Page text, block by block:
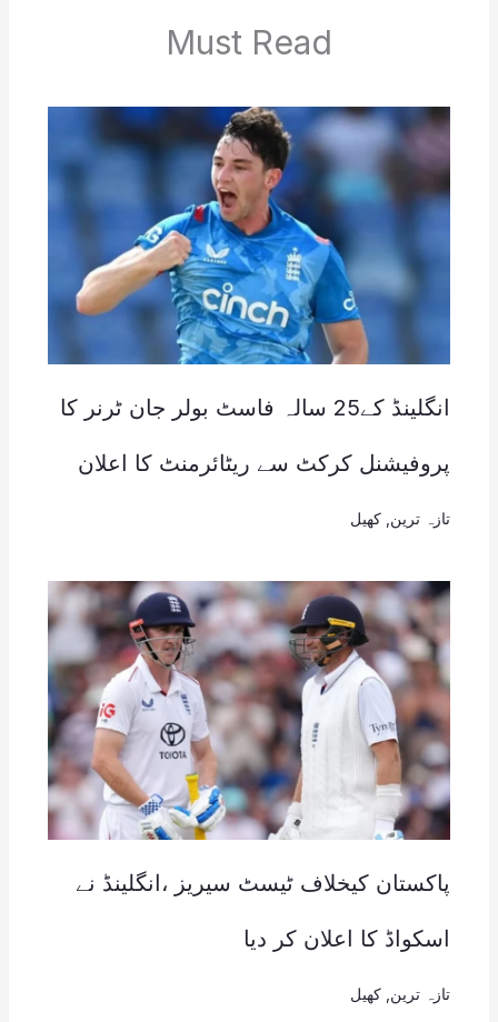
Must Read
انگلینڈ کے25 سالہ فاسٹ بولر جان ٹرنر کا
پروفیشنل کرکٹ سے ریٹائرمنٹ کا اعلان
تازہ ترین کھیل
پاکستان کیخلاف ٹیسٹ سیریز ،انگلینڈ نے
اسکواڈ کا اعلان کر دیا
تازہ ترین کھیل